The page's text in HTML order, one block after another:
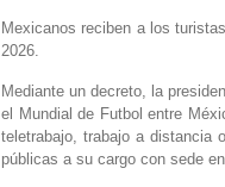
Mexicanos reciben a los
2026.
Mediante un decreto, la
el Mundial de Futbol entre
teletrabajo, trabajo a distancia
públicas a su cargo con sede